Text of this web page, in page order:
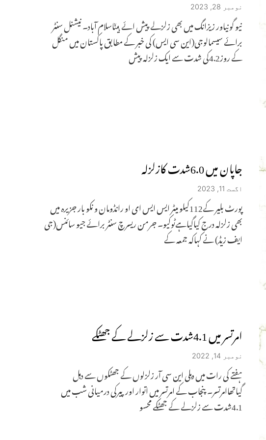
نومبر 28, 2023
نیو گونیاور زیزانگ میں بھی زلزلے پیش ائے ہیںاسلام آباد۔ نیشنل سنٹر
برائے سیسمالوجی(این سی ایس) کی خبر کے مطابق پاکستان میں منگل
کے روز4.2کی شدت سے ایک زلزلہ پیش
جاپان میں 6.0شدت کازلزلہ
اگست 11, 2023
پورٹ بلیر کے112کیلو میٹر ایس ایس ای او رانڈومان و نکو بار جزیرہ میں
بھی زلزلہ درج کیاگیاہےٹوکیو۔ جرمن ریسرچ سنٹر برائے جیو سائنس(جی
ایف زیڈ) نے کہاکہ جمعہ کے
امرتسر میں 4.1شدت سے زلزلے کے جھٹکے
نومبر 14, 2022
ہفتے کی رات میں دہلی این سی آر زلزلوں کے جھٹکوں سے دہل
گیاتھاامرتسر۔ پنجاب کے امرتسر میں اتوار اور پیرکی درمیانی شب میں
4.1شدت سے زلزلے کے جھٹکے محسو